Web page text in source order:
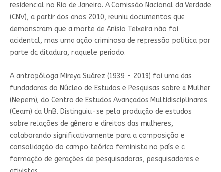
residencial no Rio de Janeiro. A Comissão Nacional da Verdade
(CNV), a partir dos anos 2010, reuniu documentos que
demonstram que a morte de Anísio Teixeira não foi
acidental, mas uma ação criminosa de repressão política por
parte da ditadura, naquele período.
A antropóloga Mireya Suárez (1939 - 2019) foi uma das
fundadoras do Núcleo de Estudos e Pesquisas sobre a Mulher
(Nepem), do Centro de Estudos Avançados Multidisciplinares
(Ceam) da UnB. Distinguiu-se pela produção de estudos
sobre relações de gênero e direitos das mulheres,
colaborando significativamente para a composição e
consolidação do campo teórico feminista no país e a
formação de gerações de pesquisadoras, pesquisadores e